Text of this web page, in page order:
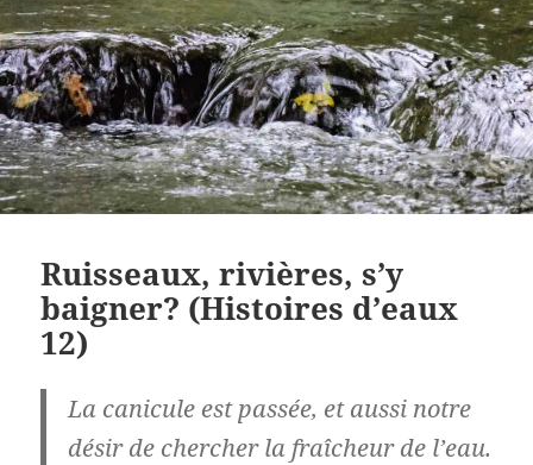
Ruisseaux, rivières, s’y
baigner? (Histoires d’eaux
12)
La canicule est passée, et aussi notre
désir de chercher la fraîcheur de l’eau.